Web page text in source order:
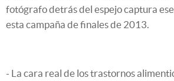
fotógrafo detrás del espejo captura
esta campaña de finales de 2013.
- La cara real de los trastornos